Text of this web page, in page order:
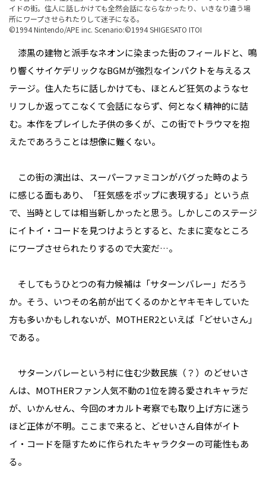
イドの街。住人に話しかけても全然会話にならなかったり、いきなり違う場
所にワープさせられたりして迷子になる。
©1994 Nintendo/APE inc. Scenario:©1994 SHIGESATO ITOI
漆黒の建物と派手なネオンに染まった街のフィールドと、鳴
り響くサイケデリックなBGMが強烈なインパクトを与えるス
テージ。住人たちに話しかけても、ほとんど狂気のようなセ
リフしか返ってこなくて会話にならず、何となく精神的に詰
む。本作をプレイした子供の多くが、この街でトラウマを抱
えたであろうことは想像に難くない。
この街の演出は、スーパーファミコンがバグった時のよう
に感じる面もあり、「狂気感をポップに表現する」という点
で、当時としては相当新しかったと思う。しかしこのステージ
にイトイ・コードを見つけようとすると、たまに変なところ
にワープさせられたりするので大変だ…。
そしてもうひとつの有力候補は「サターンバレー」だろう
か。そう、いつその名前が出てくるのかとヤキモキしていた
方も多いかもしれないが、MOTHER2といえば「どせいさん」
である。
サターンバレーという村に住む少数民族（？）のどせいさ
んは、MOTHERファン人気不動の1位を誇る愛されキャラだ
が、いかんせん、今回のオカルト考察でも取り上げ方に迷う
ほど正体が不明。ここまで来ると、どせいさん自体がイト
イ・コードを隠すために作られたキャラクターの可能性もあ
る。